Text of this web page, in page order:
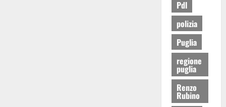
Pdl
polizia
Puglia
regione
puglia
Renzo
Rubino